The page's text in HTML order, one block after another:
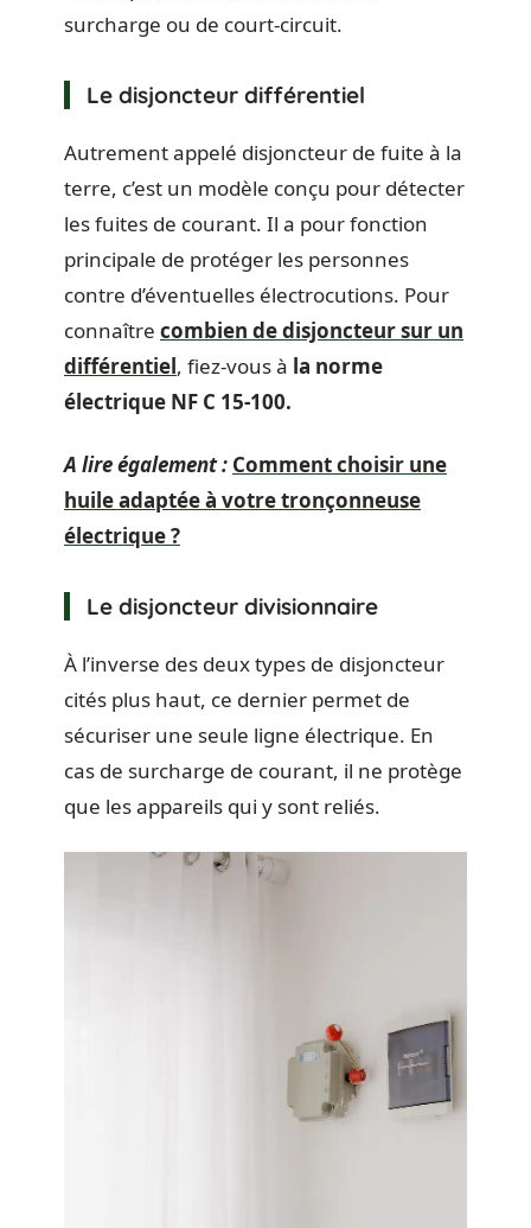
surcharge ou de court-circuit.
Le disjoncteur différentiel
Autrement appelé disjoncteur de fuite à la
terre, c’est un modèle conçu pour détecter
les fuites de courant. Il a pour fonction
principale de protéger les personnes
contre d’éventuelles électrocutions. Pour
connaître combien de disjoncteur sur un
différentiel, fiez-vous à la norme
électrique NF C 15-100.
A lire également : Comment choisir une
huile adaptée à votre tronçonneuse
électrique ?
Le disjoncteur divisionnaire
À l’inverse des deux types de disjoncteur
cités plus haut, ce dernier permet de
sécuriser une seule ligne électrique. En
cas de surcharge de courant, il ne protège
que les appareils qui y sont reliés.